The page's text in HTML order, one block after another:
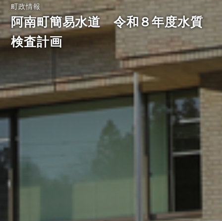
町政情報
阿南町簡易水道 令和８年度水質
検査計画